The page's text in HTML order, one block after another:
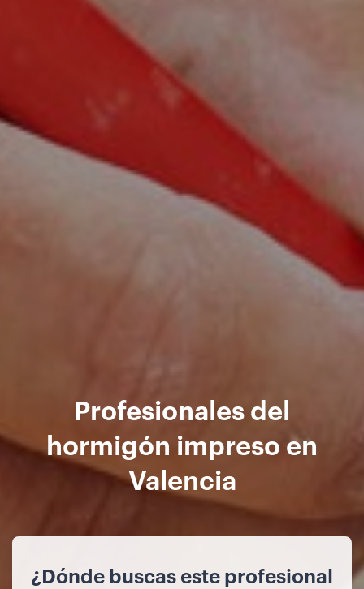
Profesionales del
hormigón impreso en
Valencia
¿Dónde buscas este profesional